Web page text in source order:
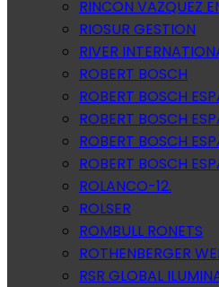
RINCON VAZQUEZ
RIOSUR GESTION
RIVER
ROBERT BOSCH
ROBERT BOSCH
ROBERT BOSCH
ROBERT BOSCH
ROBERT BOSCH
ROLANCO-12.
ROLSER
ROMBULL RONETS
ROTHENBERGER
RSR GLOBAL